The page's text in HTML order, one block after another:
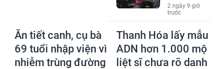
2 ngày 9 giờ
trước
Ăn tiết canh, cụ bà
69 tuổi nhập viện vì
nhiễm trùng đường
Thanh Hóa lấy mẫu
ADN hơn 1.000 mộ
liệt sĩ chưa rõ danh